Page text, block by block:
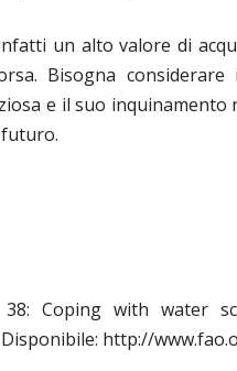
un alto valore di
Bisogna
e il suo
38: Coping with water
http://